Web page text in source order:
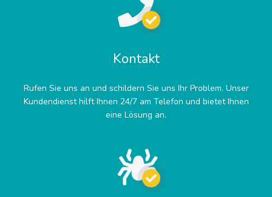
Kontakt
Rufen Sie uns an und schildern Sie uns Ihr Problem. Unser
Kundendienst hilft Ihnen 24/7 am Telefon und bietet Ihnen
eine Lösung an.